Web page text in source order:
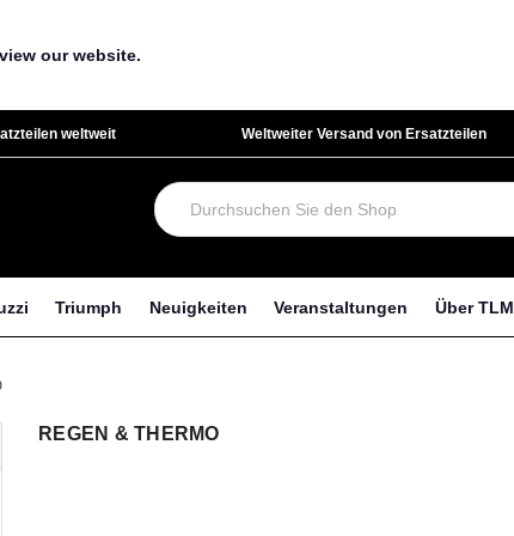
our website.
weltweit Weltweiter Versand von Ersatzteilen
Triumph Neuigkeiten Veranstaltungen Über TLM
REGEN & THERMO